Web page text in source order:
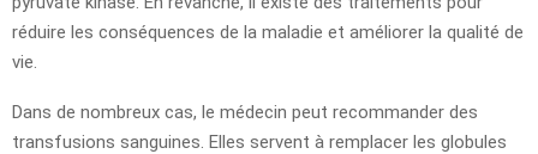
réduire les conséquences de la maladie et améliorer la qualité de
vie.
Dans de nombreux cas, le médecin peut recommander des
transfusions sanguines. Elles servent à remplacer les globules